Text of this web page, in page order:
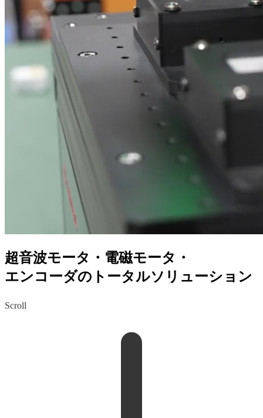
超音波モータ・電磁モータ・
エンコーダのトータルソリューション
Scroll